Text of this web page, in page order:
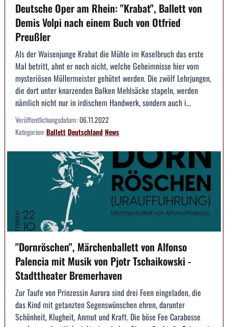
Deutsche Oper am Rhein: "Krabat", Ballett von
Demis Volpi nach einem Buch von Otfried
Preußler
Als der Waisenjunge Krabat die Mühle im Koselbruch das erste
Mal betritt, ahnt er noch nicht, welche Geheimnisse hier vom
mysteriösen Müllermeister gehütet werden. Die zwölf Lehrjungen,
die dort unter knarzenden Balken Mehlsäcke stapeln, werden
nämlich nicht nur in irdischem Handwerk, sondern auch i...
Veröffentlichungsdatum:06.11.2022
Kategorien:BallettDeutschlandNews
"Dornröschen", Märchenballett von Alfonso
Palencia mit Musik von Pjotr Tschaikowski -
Stadttheater Bremerhaven
Zur Taufe von Prinzessin Aurora sind drei Feen eingeladen, die
das Kind mit getanzten Segenswünschen ehren, darunter
Schönheit, Klugheit, Anmut und Kraft. Die böse Fee Carabosse